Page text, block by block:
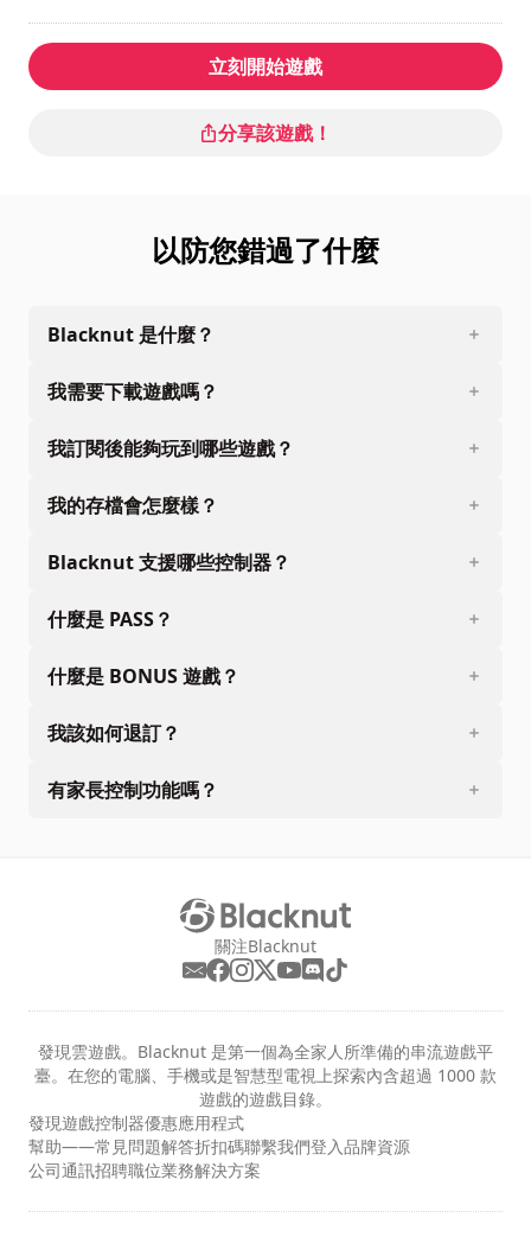
立刻開始遊戲
分享該遊戲！
以防您錯過了什麼
Blacknut 是什麼？
我需要下載遊戲嗎？
我訂閱後能夠玩到哪些遊戲？
我的存檔會怎麼樣？
Blacknut 支援哪些控制器？
什麼是 PASS？
什麼是 BONUS 遊戲？
我該如何退訂？
有家長控制功能嗎？
關注Blacknut
發現雲遊戲。Blacknut 是第一個為全家人所準備的串流遊戲平
臺。在您的電腦、手機或是智慧型電視上探索內含超過 1000 款
遊戲的遊戲目錄。
發現遊戲控制器優惠應用程式
幫助——常見問題解答折扣碼聯繫我們登入品牌資源
公司通訊招聘職位業務解決方案